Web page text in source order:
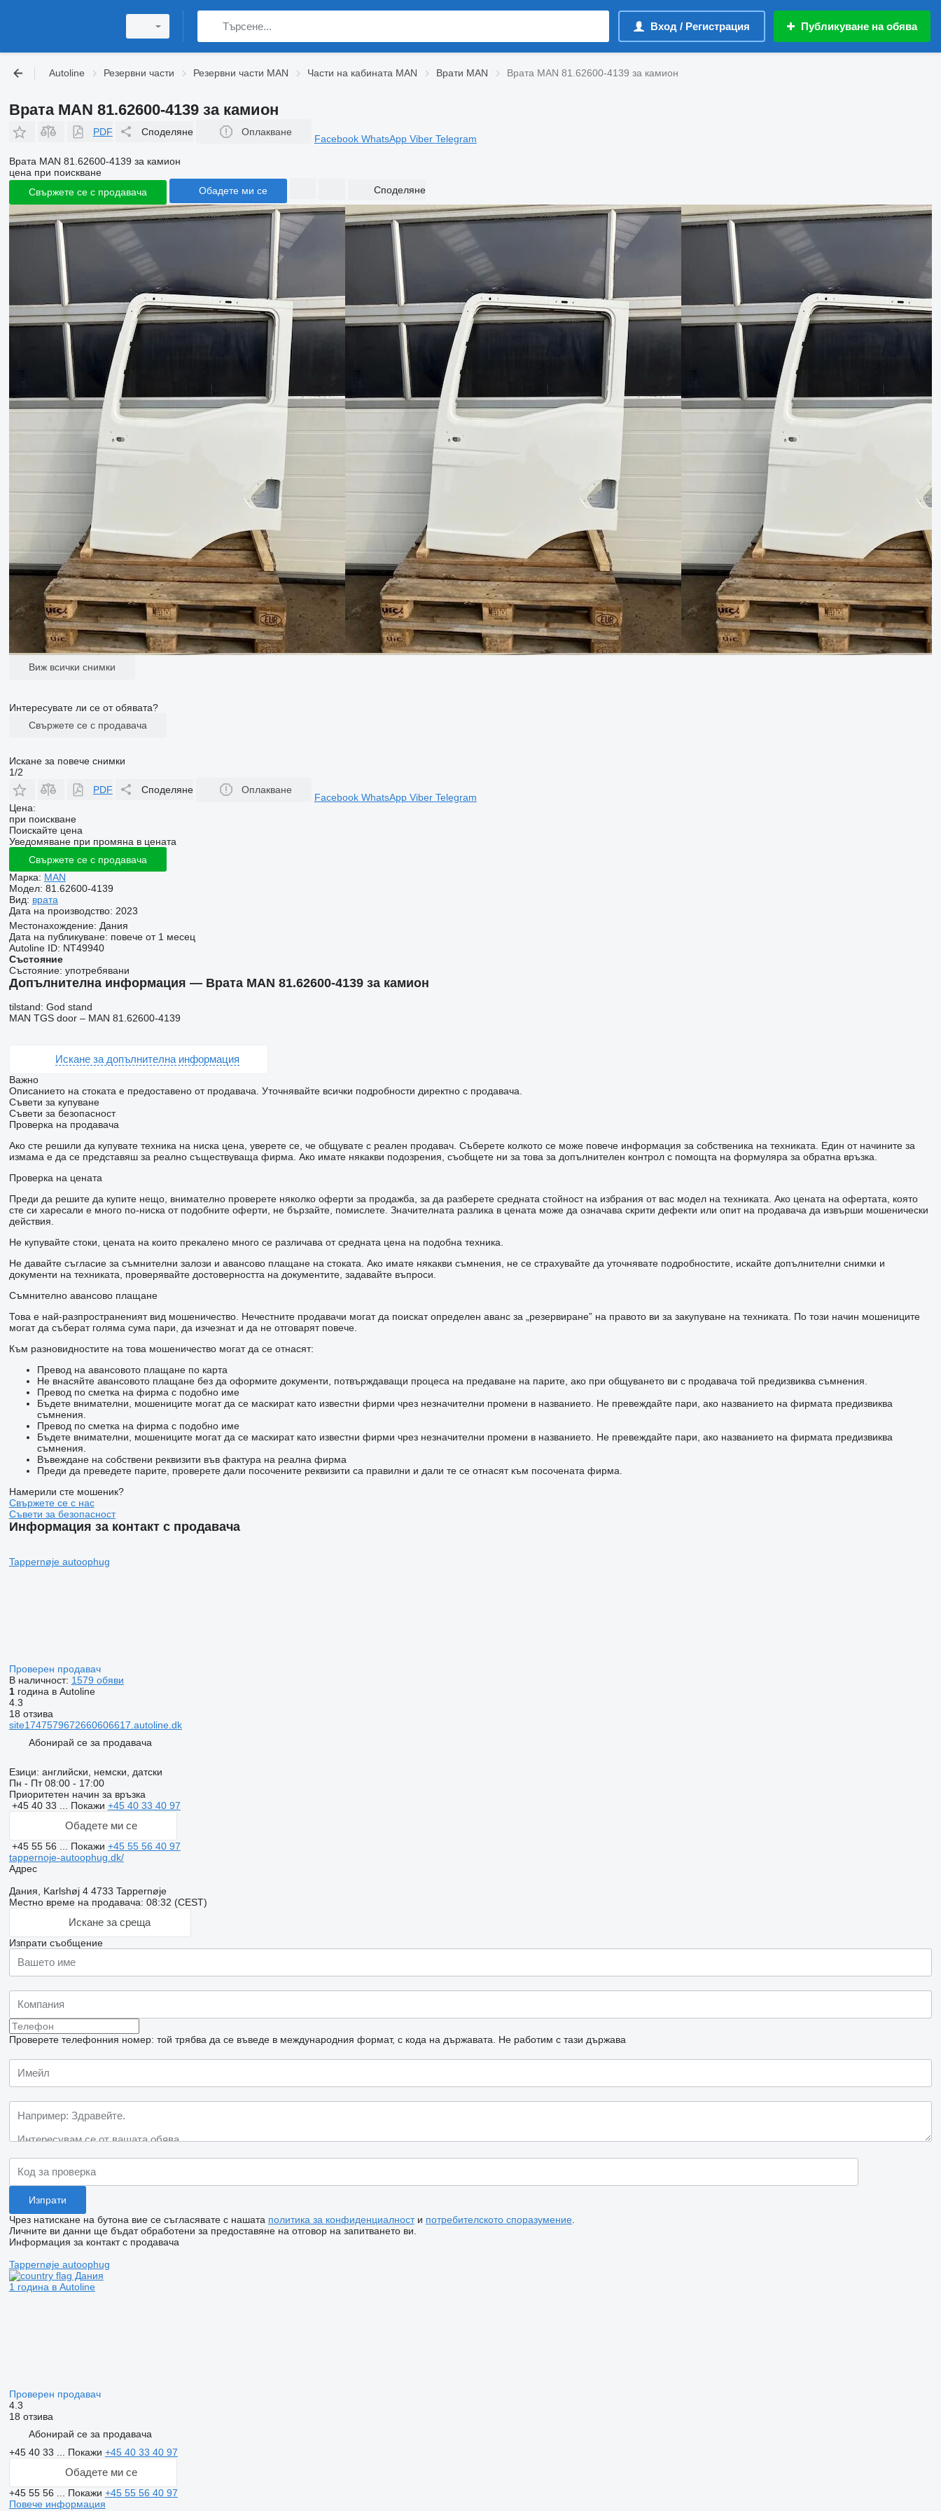
Вход / Регистрация Публикуване на обява
Autoline Резервни части Резервни части MAN Части на кабината MAN Врати MAN Врата MAN 81.62600-4139 за камион
Врата MAN 81.62600-4139 за камион
PDF Споделяне Оплакване
Facebook WhatsApp Viber Telegram
Врата MAN 81.62600-4139 за камион
цена при поискване
Свържете се с продавача
Обадете ми се Споделяне
Виж всички снимки
Интересувате ли се от обявата?
Свържете се с продавача
Искане за повече снимки
1/2
PDF
Споделяне Оплакване
Facebook WhatsApp Viber Telegram
Цена:
при поискване
Поискайте цена
Уведомяване при промяна в цената
Свържете се с продавача
Марка: MAN
Модел: 81.62600-4139
Вид: врата
Дата на производство: 2023
Местонахождение: Дания
Дата на публикуване: повече от 1 месец
Autoline ID: NT49940
Състояние
Състояние: употребявани
Допълнителна информация — Врата MAN 81.62600-4139 за камион
tilstand: God stand
MAN TGS door – MAN 81.62600-4139
Искане за допълнителна информация
Важно
Описанието на стоката е предоставено от продавача. Уточнявайте всички подробности директно с продавача.
Съвети за купуване
Съвети за безопасност
Проверка на продавача
Ако сте решили да купувате техника на ниска цена, уверете се, че общувате с реален продавач. Съберете колкото се може повече информация за собственика на техниката. Един от начините за
измама е да се представяш за реално съществуваща фирма. Ако имате някакви подозрения, съобщете ни за това за допълнителен контрол с помощта на формуляра за обратна връзка.
Проверка на цената
Преди да решите да купите нещо, внимателно проверете няколко оферти за продажба, за да разберете средната стойност на избрания от вас модел на техниката. Ако цената на офертата, която
сте си харесали е много по-ниска от подобните оферти, не бързайте, помислете. Значителната разлика в цената може да означава скрити дефекти или опит на продавача да извърши мошенически
действия.
Не купувайте стоки, цената на които прекалено много се различава от средната цена на подобна техника.
Не давайте съгласие за съмнителни залози и авансово плащане на стоката. Ако имате някакви съмнения, не се страхувайте да уточнявате подробностите, искайте допълнителни снимки и
документи на техниката, проверявайте достоверността на документите, задавайте въпроси.
Съмнително авансово плащане
Това е най-разпространеният вид мошеничество. Нечестните продавачи могат да поискат определен аванс за „резервиране” на правото ви за закупуване на техниката. По този начин мошениците
могат да съберат голяма сума пари, да изчезнат и да не отговарят повече.
Към разновидностите на това мошеничество могат да се отнасят:
Превод на авансовото плащане по карта
Не внасяйте авансовото плащане без да оформите документи, потвърждаващи процеса на предаване на парите, ако при общуването ви с продавача той предизвиква съмнения.
Превод по сметка на фирма с подобно име
Бъдете внимателни, мошениците могат да се маскират като известни фирми чрез незначителни промени в названието. Не превеждайте пари, ако названието на фирмата предизвиква
съмнения.
Превод по сметка на фирма с подобно име
Бъдете внимателни, мошениците могат да се маскират като известни фирми чрез незначителни промени в названието. Не превеждайте пари, ако названието на фирмата предизвиква
съмнения.
Въвеждане на собствени реквизити във фактура на реална фирма
Преди да преведете парите, проверете дали посочените реквизити са правилни и дали те се отнасят към посочената фирма.
Намерили сте мошеник?
Свържете се с нас
Съвети за безопасност
Информация за контакт с продавача
Tappernøje autoophug
Проверен продавач
В наличност: 1579 обяви
1година в Autoline
4.3
18 отзива
site1747579672660606617.autoline.dk
Абонирай се за продавача
Езици: английски, немски, датски
Пн - Пт08:00 - 17:00
Приоритетен начин за връзка
+45 40 33 ... Покажи +45 40 33 40 97
Обадете ми се
+45 55 56 ... Покажи +45 55 56 40 97
tappernoje-autoophug.dk/
Адрес
Дания, Karlshøj 4 4733 Tappernøje
Местно време на продавача: 08:32 (CEST)
Искане за среща
Изпрати съобщение
Проверете телефонния номер: той трябва да се въведе в международния формат, с кода на държавата. Не работим с тази държава
Чрез натискане на бутона вие се съгласявате с нашата политика за конфиденциалности потребителското споразумение.
Личните ви данни ще бъдат обработени за предоставяне на отговор на запитването ви.
Информация за контакт с продавача
Tappernøje autoophug
Дания
1 година в Autoline
Проверен продавач
4.3
18 отзива
Абонирай се за продавача
+45 40 33 ... Покажи +45 40 33 40 97
Обадете ми се
+45 55 56 ... Покажи +45 55 56 40 97
Повече информация